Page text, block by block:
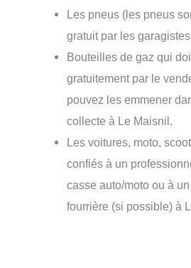
Les pneus (les pneus
gratuit par les
Bouteilles de gaz qui
gratuitement par le
pouvez les emmener
collecte à Le Maisnil.
Les voitures, moto,
confiés à un
casse auto/moto ou à un
fourrière (si possible) à